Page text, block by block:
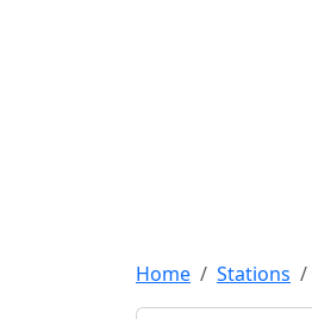
Home Stations